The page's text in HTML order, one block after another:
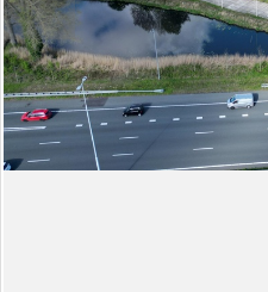
adverteren
Blog
Registreren
Login